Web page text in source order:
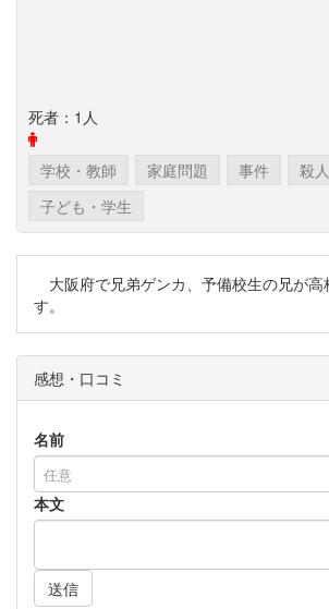
死者：1人
学校・教師 家庭問題 事件
殺人
子ども・学生
大阪府で兄弟ゲンカ、予備校生の兄が高
す。
感想・口コミ
名前
本文
送信